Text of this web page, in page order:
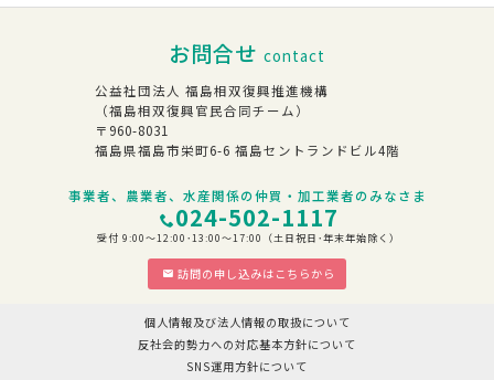
お問合せ contact
公益社団法人 福島相双復興推進機構
（福島相双復興官民合同チーム）
〒960-8031
福島県福島市栄町6-6 福島セントランドビル4階
事業者、農業者、水産関係の仲買・加工業者のみなさま
024-502-1117
受付 9:00～12:00･13:00～17:00（土日祝日･年末年始除く）
訪問の申し込みはこちらから
個人情報及び法人情報の取扱について
反社会的勢力への対応基本方針について
SNS運用方針について